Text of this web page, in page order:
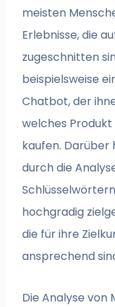
meisten
Erlebnisse, die
zugeschnitten
beispielsweise
Chatbot, der
welches
kaufen.
durch die
hochgradig
die für ihre
ansprechend
Die Analyse von